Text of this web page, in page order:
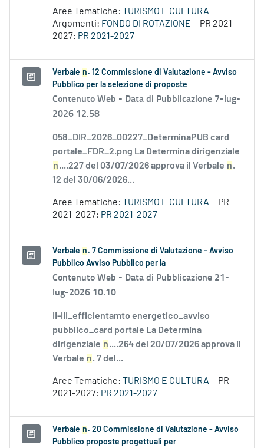
Aree Tematiche: TURISMO E CULTURA
Argomenti: FONDO DI ROTAZIONE
PR 2021-
2027: PR 2021-2027
Verbale n . 12 Commissione di Valutazione - Avviso
Pubblico per la selezione di proposte
Contenuto Web - Data di Pubblicazione 7-lug-
2026 12.58
058_DIR_2026_00227_DeterminaPUB card
portale_FDR_2.png La Determina dirigenziale
n....227 del 03/07/2026 approva il Verbale n.
12 del 30/06/2026...
Aree Tematiche: TURISMO E CULTURA
PR
2021-2027: PR 2021-2027
Verbale n . 7 Commissione di Valutazione - Avviso
Pubblico Avviso Pubblico per la
Contenuto Web - Data di Pubblicazione 21-
lug-2026 10.10
II-III_efficientamto energetico_avviso
pubblico_card portale La Determina
dirigenziale n....264 del 20/07/2026 approva il
Verbale n. 7 del...
Aree Tematiche: TURISMO E CULTURA
PR
2021-2027: PR 2021-2027
Verbale n . 20 Commissione di Valutazione - Avviso
Pubblico proposte progettuali per